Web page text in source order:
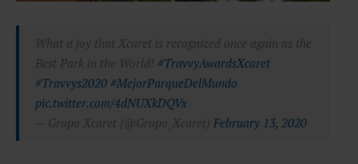
What a joy that Xcaret is recognized once again as the
Best Park in the World! #TravvyAwardsXcaret
#Travvys2020 #MejorParqueDelMundo
pic.twitter.com/4dNUXkDQVx
— Grupo Xcaret (@Grupo_Xcaret) February 13, 2020